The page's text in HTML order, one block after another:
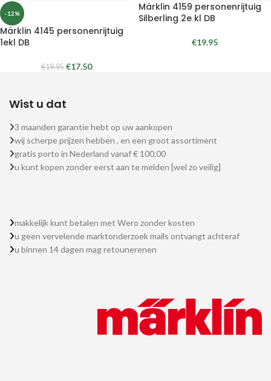
-12%
Märklin 4145 personenrijtuig
1ekl DB
€19.95 €17.50
Märklin 4159 personenrijtuig
Silberling 2e kl DB
€19.95
Wist u dat
3 maanden garantie hebt op uw aankopen
wij scherpe prijzen hebben , en een groot assortiment
gratis porto in Nederland vanaf € 100,00
u kunt kopen zonder eerst aan te melden [wel zo veilig]
makkelijk kunt betalen met Wero zonder kosten
u geen vervelende marktonderzoek mails ontvangt achteraf
u binnen 14 dagen mag retounerenen